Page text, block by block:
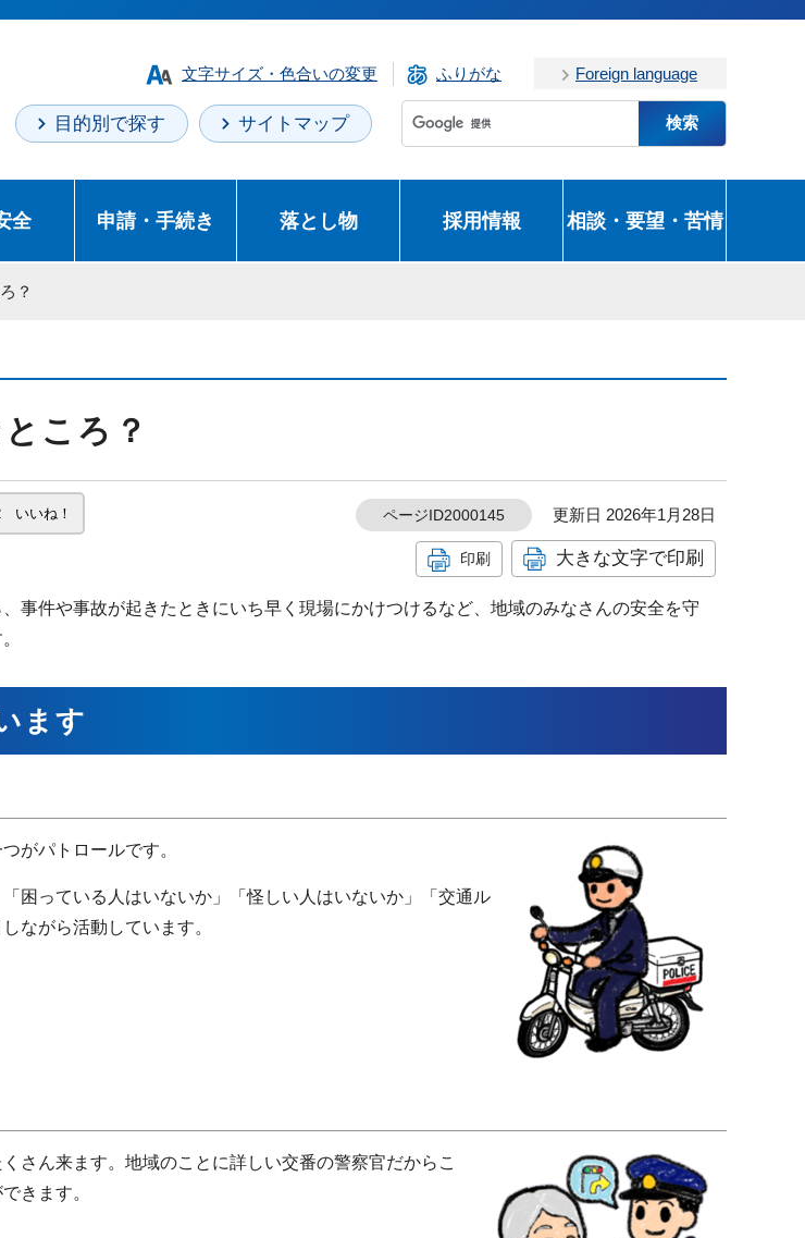
文字サイズ・色合いの変更 ふりがな Foreign language
目的別で探す サイトマップ
全 申請・手続き 落とし物 採用情報 相談・要望・苦情
？
ころ？
いいね！ ページID2000145 更新日 2026年1月28日
印刷 大きな文字で印刷
事件や事故が起きたときにいち早く現場にかけつけるなど、地域のみなさんの安全を守
ます
がパトロールです。
困っている人はいないか」「怪しい人はいないか」「交通ル
ながら活動しています。
さん来ます。地域のことに詳しい交番の警察官だからこ
きます。